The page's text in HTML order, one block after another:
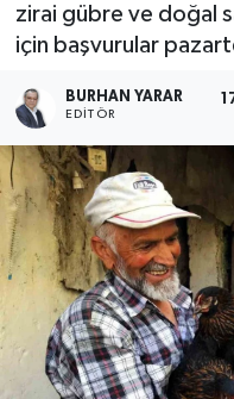
zirai gübre ve doğal
için başvurular
BURHAN YARAR
EDITÖR